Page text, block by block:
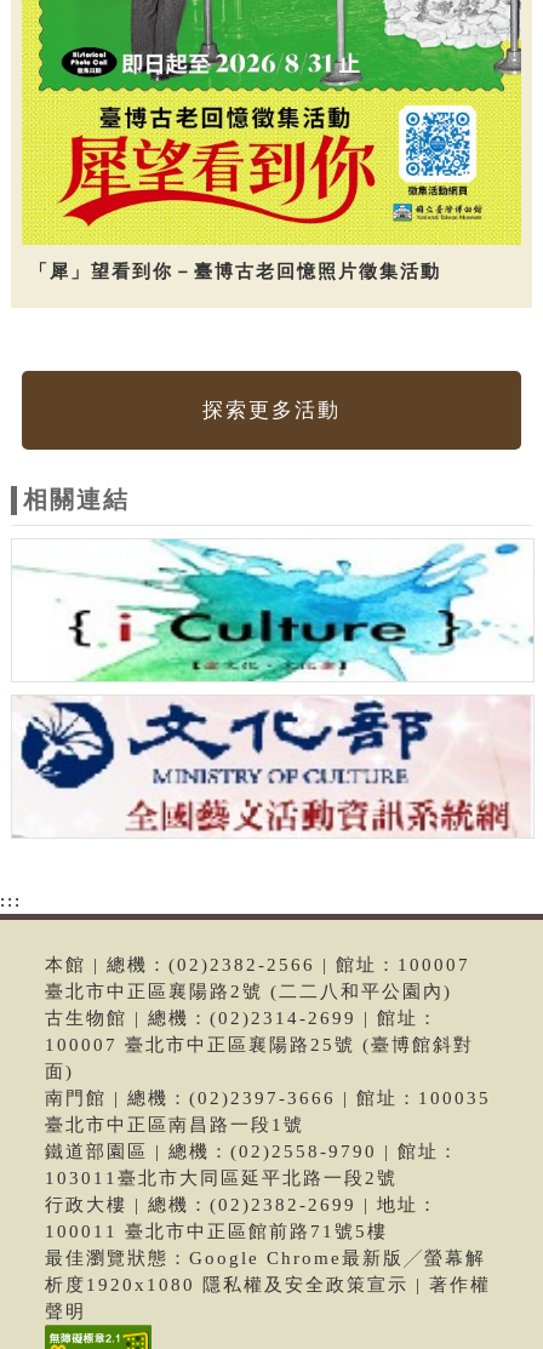
「犀」望看到你－臺博古老回憶照片徵集活動
探索更多活動
相關連結
:::
本館 | 總機：(02)2382-2566 | 館址：100007
臺北市中正區襄陽路2號 (二二八和平公園內)
古生物館 | 總機：(02)2314-2699 | 館址：
100007 臺北市中正區襄陽路25號 (臺博館斜對
面)
南門館 | 總機：(02)2397-3666 | 館址：100035
臺北市中正區南昌路一段1號
鐵道部園區 | 總機：(02)2558-9790 | 館址：
103011臺北市大同區延平北路一段2號
行政大樓 | 總機：(02)2382-2699 | 地址：
100011 臺北市中正區館前路71號5樓
最佳瀏覽狀態：Google Chrome最新版╱螢幕解
析度1920x1080 隱私權及安全政策宣示 | 著作權
聲明